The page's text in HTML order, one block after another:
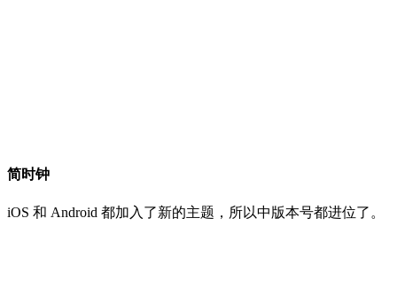
简时钟
iOS 和 Android 都加入了新的主题，所以中版本号都进位了。